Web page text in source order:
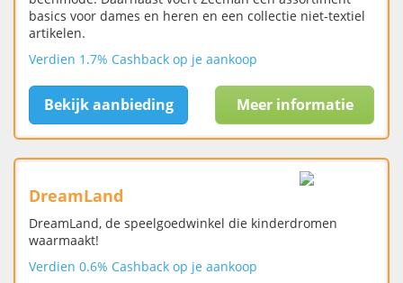
basics voor dames en heren en een collectie niet-textiel
artikelen.
Verdien 1.7% Cashback op je aankoop
Bekijk aanbieding Meer informatie
DreamLand
DreamLand, de speelgoedwinkel die kinderdromen
waarmaakt!
Verdien 0.6% Cashback op je aankoop